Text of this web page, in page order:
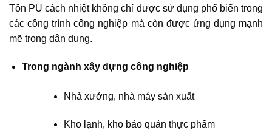
Tôn PU cách nhiệt không chỉ được sử dụng phổ biến trong
các công trình công nghiệp mà còn được ứng dụng mạnh
mẽ trong dân dụng.
Trong ngành xây dựng công nghiệp
Nhà xưởng, nhà máy sản xuất
Kho lạnh, kho bảo quản thực phẩm